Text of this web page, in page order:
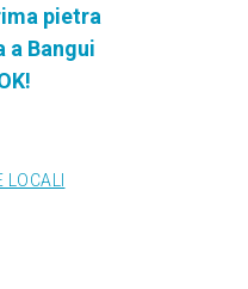
pietra
a Bangui